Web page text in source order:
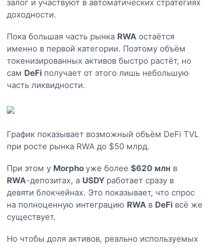
залог и участвуют в автоматических стратегиях
доходности.
Пока большая часть рынка RWA остаётся
именно в первой категории. Поэтому объём
токенизированных активов быстро растёт, но
сам DeFi получает от этого лишь небольшую
часть ликвидности.
График показывает возможный объём DeFi TVL
при росте рынка RWA до $50 млрд.
При этом у Morpho уже более $620 млн в
RWA-депозитах, а USDY работает сразу в
девяти блокчейнах. Это показывает, что спрос
на полноценную интеграцию RWA в DeFi всё же
существует.
Но чтобы доля активов, реально используемых